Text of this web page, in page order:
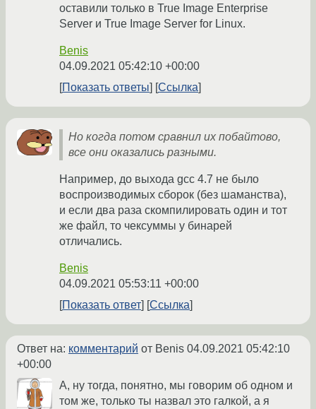
оставили только в True Image Enterprise
Server и True Image Server for Linux.
Benis
04.09.2021 05:42:10 +00:00
Показать ответы
Ссылка
Но когда потом сравнил их побайтово,
все они оказались разными.
Например, до выхода gcc 4.7 не было
воспроизводимых сборок (без шаманства),
и если два раза скомпилировать один и тот
же файл, то чексуммы у бинарей
отличались.
Benis
04.09.2021 05:53:11 +00:00
Показать ответ
Ссылка
Ответ на: комментарий от Benis 04.09.2021 05:42:10
+00:00
А, ну тогда, понятно, мы говорим об одном и
том же, только ты назвал это галкой, а я